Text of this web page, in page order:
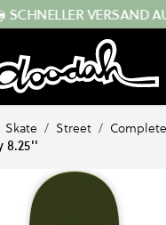
VERSAND AUS
Skate / Street /
8.25''